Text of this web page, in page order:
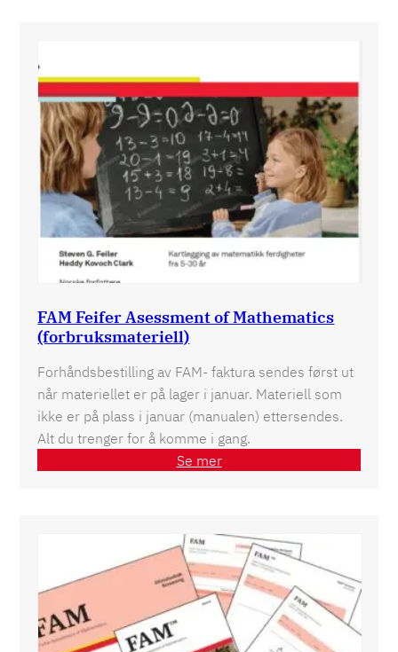
FAM Feifer Asessment of Mathematics
(forbruksmateriell)
Forhåndsbestilling av FAM- faktura sendes først ut
når materiellet er på lager i januar. Materiell som
ikke er på plass i januar (manualen) ettersendes.
Alt du trenger for å komme i gang.
Se mer